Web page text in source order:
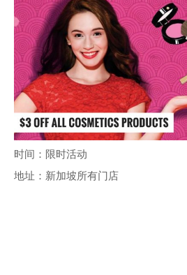
时间：限时活动
地址：新加坡所有门店